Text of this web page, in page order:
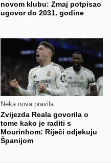
novom klubu: Zmaj potpisao
ugovor do 2031. godine
Neka nova pravila
Zvijezda Reala govorila o
tome kako je raditi s
Mourinhom: Riječi odjekuju
Španijom